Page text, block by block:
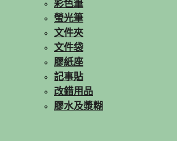
彩色筆
螢光筆
文件夾
文件袋
膠紙座
記事貼
改錯用品
膠水及漿糊